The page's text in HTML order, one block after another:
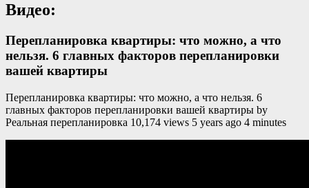
Видео:
Перепланировка квартиры: что можно, а что
нельзя. 6 главных факторов перепланировки
вашей квартиры
Перепланировка квартиры: что можно, а что нельзя. 6
главных факторов перепланировки вашей квартиры by
Реальная перепланировка 10,174 views 5 years ago 4 minutes